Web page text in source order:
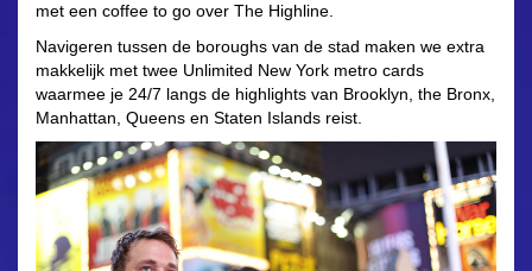
met een coffee to go over The Highline.
Navigeren tussen de boroughs van de stad maken we extra
makkelijk met twee Unlimited New York metro cards
waarmee je 24/7 langs de highlights van Brooklyn, the Bronx,
Manhattan, Queens en Staten Islands reist.